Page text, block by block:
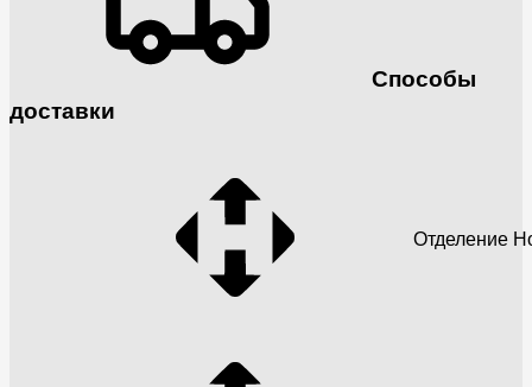
Способы
доставки
Отделение